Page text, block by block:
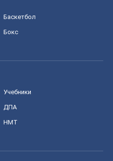
Баскетбол
Бокс
Учебники
ДПА
НМТ